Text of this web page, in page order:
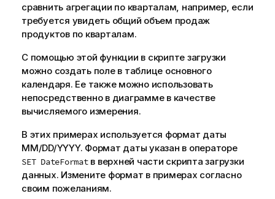
сравнить агрегации по кварталам, например, если
требуется увидеть общий объем продаж
продуктов по кварталам.
С помощью этой функции в скрипте загрузки
можно создать поле в таблице основного
календаря. Ее также можно использовать
непосредственно в диаграмме в качестве
вычисляемого измерения.
В этих примерах используется формат даты
MM/DD/YYYY. Формат даты указан в операторе
SET DateFormatв верхней части скрипта загрузки
данных. Измените формат в примерах согласно
своим пожеланиям.